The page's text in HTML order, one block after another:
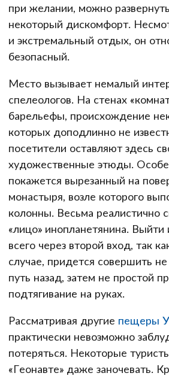
при желании, можно
некоторый дискомфорт.
и экстремальный отдых, он
безопасный.
Место вызывает немалый
спелеологов. На стенах
барельефы, происхождение
которых доподлинно не
посетители оставляют здесь
художественные этюды.
покажется вырезанный на
монастыря, возле которого
колонны. Весьма реалистично
«лицо» инопланетянина.
всего через второй вход, так
случае, придется совершить
путь назад, затем не простой
подтягивание на руках.
Рассматривая другие пещеры
практически невозможно
потеряться. Некоторые
«Геонавте» даже заночевать.